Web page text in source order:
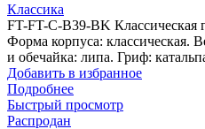
Классика
FT-FT-C-B39-BK Классическая
Форма корпуса: классическая.
и обечайка: липа. Гриф:
Добавить в избранное
Подробнее
Быстрый просмотр
Распродан